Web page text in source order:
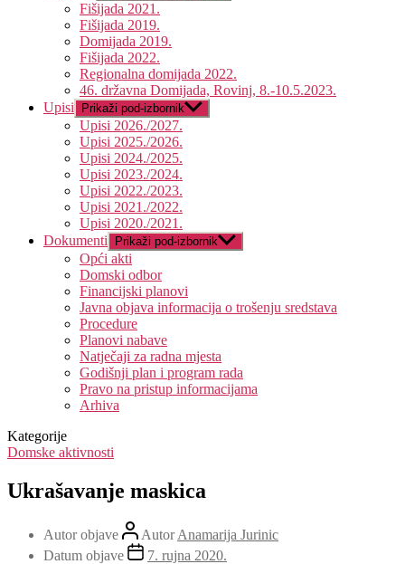
Fišijada 2021.
Fišijada 2019.
Domijada 2019.
Fišijada 2022.
Regionalna domijada 2022.
46. državna Domijada, Rovinj, 8.-10.5.2023.
Upisi
Prikaži pod-izbornik
Upisi 2026./2027.
Upisi 2025./2026.
Upisi 2024./2025.
Upisi 2023./2024.
Upisi 2022./2023.
Upisi 2021./2022.
Upisi 2020./2021.
Dokumenti
Prikaži pod-izbornik
Opći akti
Domski odbor
Financijski planovi
Javna objava informacija o trošenju sredstava
Procedure
Planovi nabave
Natječaji za radna mjesta
Godišnji plan i program rada
Pravo na pristup informacijama
Arhiva
Kategorije
Domske aktivnosti
Ukrašavanje maskica
Autor objave AutorAnamarija Jurinic
Datum objave
7. rujna 2020.